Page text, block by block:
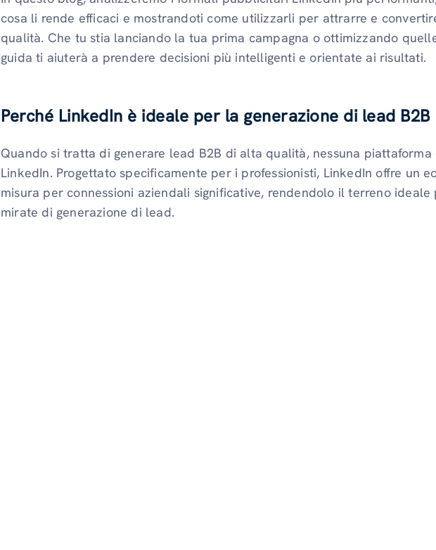
cosa li rende efficaci e mostrandoti come utilizzarli per attrarre e
qualità. Che tu stia lanciando la tua prima campagna o ottimizzando
guida ti aiuterà a prendere decisioni più intelligenti e orientate ai risultati.
Perché LinkedIn è ideale per la generazione di lead B2B
Quando si tratta di generare lead B2B di alta qualità, nessuna
LinkedIn. Progettato specificamente per i professionisti, LinkedIn offre un
misura per connessioni aziendali significative, rendendolo il terreno ideale
mirate di generazione di lead.